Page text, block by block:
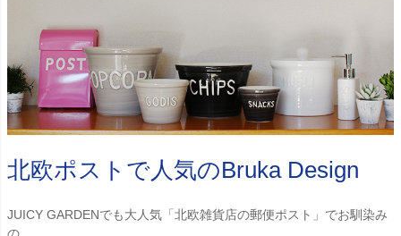
北欧ポストで人気のBruka Design
JUICY GARDENでも大人気「北欧雑貨店の郵便ポスト」でお馴染み